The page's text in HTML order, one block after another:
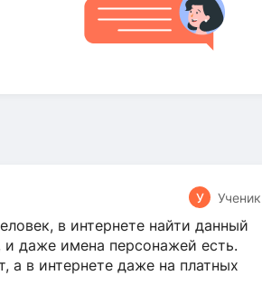
У Ученик
в интернете найти данный
и даже имена персонажей есть.
а в интернете даже на платных